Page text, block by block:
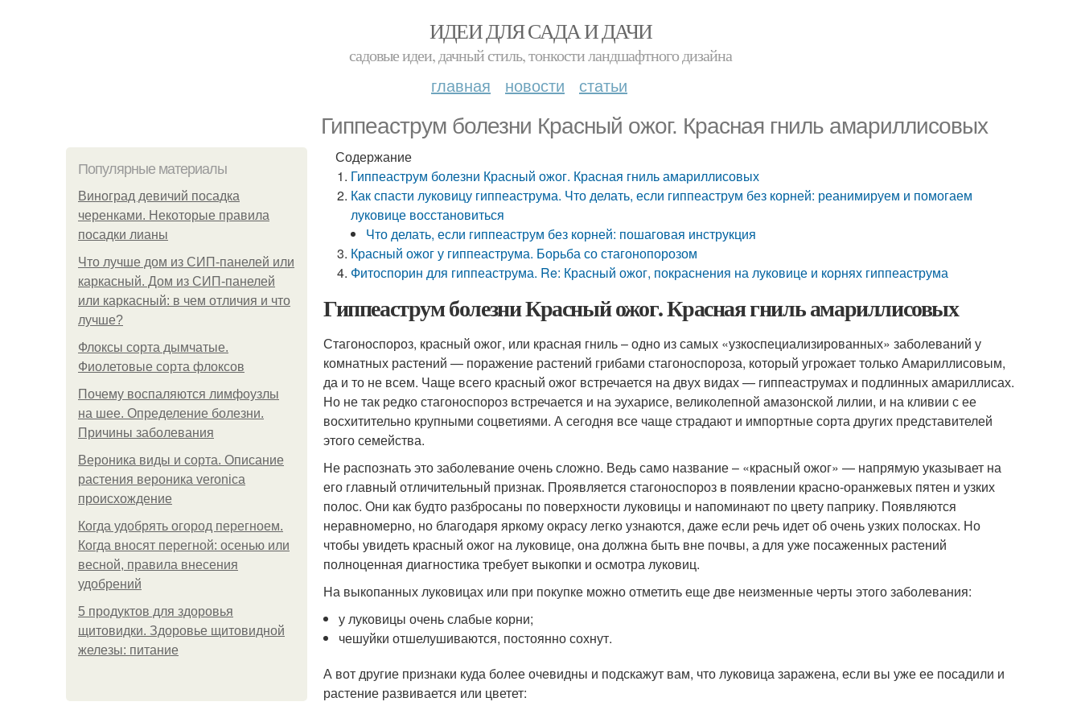
ИДЕИ ДЛЯ САДА И ДАЧИ
садовые идеи, дачный стиль, тонкости ландшафтного дизайна
главная новости статьи
Гиппеаструм болезни Красный ожог. Красная гниль амариллисовых
Популярные материалы
Виноград девичий посадка
черенками. Некоторые правила
посадки лианы
Что лучше дом из СИП-панелей или
каркасный. Дом из СИП-панелей
или каркасный: в чем отличия и что
лучше?
Флоксы сорта дымчатые.
Фиолетовые сорта флоксов
Почему воспаляются лимфоузлы
на шее. Определение болезни.
Причины заболевания
Вероника виды и сорта. Описание
растения вероника veronica
происхождение
Когда удобрять огород перегноем.
Когда вносят перегной: осенью или
весной, правила внесения
удобрений
5 продуктов для здоровья
щитовидки. Здоровье щитовидной
железы: питание
Содержание
Гиппеаструм болезни Красный ожог. Красная гниль амариллисовых
Как спасти луковицу гиппеаструма. Что делать, если гиппеаструм без корней: реанимируем и помогаем
луковице восстановиться
Что делать, если гиппеаструм без корней: пошаговая инструкция
Красный ожог у гиппеаструма. Борьба со стагонопорозом
Фитоспорин для гиппеаструма. Re: Красный ожог, покраснения на луковице и корнях гиппеаструма
Гиппеаструм болезни Красный ожог. Красная гниль амариллисовых
Стагоноспороз, красный ожог, или красная гниль – одно из самых «узкоспециализированных» заболеваний у
комнатных растений — поражение растений грибами стагоноспороза, который угрожает только Амариллисовым,
да и то не всем. Чаще всего красный ожог встречается на двух видах — гиппеаструмах и подлинных амариллисах.
Но не так редко стагоноспороз встречается и на эухарисе, великолепной амазонской лилии, и на кливии с ее
восхитительно крупными соцветиями. А сегодня все чаще страдают и импортные сорта других представителей
этого семейства.
Не распознать это заболевание очень сложно. Ведь само название – «красный ожог» — напрямую указывает на
его главный отличительный признак. Проявляется стагоноспороз в появлении красно-оранжевых пятен и узких
полос. Они как будто разбросаны по поверхности луковицы и напоминают по цвету паприку. Появляются
неравномерно, но благодаря яркому окрасу легко узнаются, даже если речь идет об очень узких полосках. Но
чтобы увидеть красный ожог на луковице, она должна быть вне почвы, а для уже посаженных растений
полноценная диагностика требует выкопки и осмотра луковиц.
На выкопанных луковицах или при покупке можно отметить еще две неизменные черты этого заболевания:
у луковицы очень слабые корни;
чешуйки отшелушиваются, постоянно сохнут.
А вот другие признаки куда более очевидны и подскажут вам, что луковица заражена, если вы уже ее посадили и
растение развивается или цветет: